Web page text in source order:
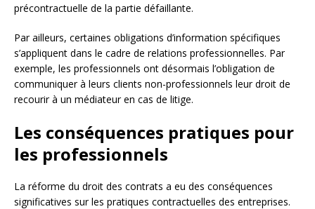
précontractuelle de la partie défaillante.
Par ailleurs, certaines obligations d’information spécifiques
s’appliquent dans le cadre de relations professionnelles. Par
exemple, les professionnels ont désormais l’obligation de
communiquer à leurs clients non-professionnels leur droit de
recourir à un médiateur en cas de litige.
Les conséquences pratiques pour
les professionnels
La réforme du droit des contrats a eu des conséquences
significatives sur les pratiques contractuelles des entreprises.